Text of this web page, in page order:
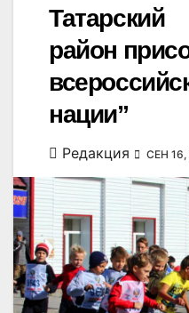
Татарский
район
нации”
Редакция СЕН 16,